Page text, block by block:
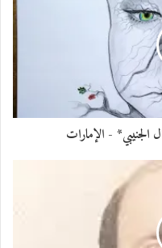
المقززة تنبعث منها. أخذت تسعل
كتاب بالإمكان فتحها داخلها ورقة
شيفنا شيخينا، مهيلينا. قبل أن
أختها تطلب منها رؤية الصور
قائلة إنها ستتدبر معها أمره لاحقًاً.
من الشيطان. وقبل أن تغلق
للخروج من مكانها، والنزول على
- الإمارات